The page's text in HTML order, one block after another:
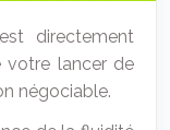
directement
votre lancer de
négociable.